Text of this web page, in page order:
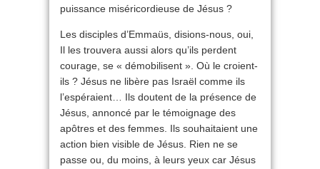
puissance miséricordieuse de Jésus ?
Les disciples d’Emmaüs, disions-nous, oui,
Il les trouvera aussi alors qu’ils perdent
courage, se « démobilisent ». Où le croient-
ils ? Jésus ne libère pas Israël comme ils
l’espéraient… Ils doutent de la présence de
Jésus, annoncé par le témoignage des
apôtres et des femmes. Ils souhaitaient une
action bien visible de Jésus. Rien ne se
passe ou, du moins, à leurs yeux car Jésus